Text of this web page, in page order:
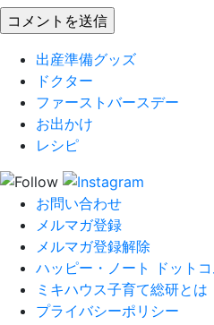
出産準備グッズ
ドクター
ファーストバースデー
お出かけ
レシピ
お問い合わせ
メルマガ登録
メルマガ登録解除
ハッピー・ノート ドット
ミキハウス子育て総研とは
プライバシーポリシー